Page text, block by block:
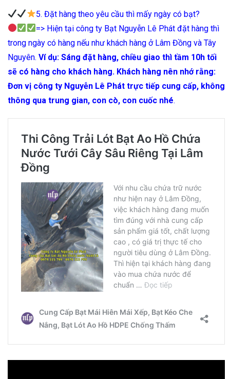
5. Đặt hàng theo yêu cầu thì mấy ngày có bạt?
=> Hiện tại công ty Bạt Nguyễn Lê Phát đặt hàng thì
trong ngày có hàng nếu như khách hàng ở Lâm Đồng và Tây
Nguyên. Ví dụ: Sáng đặt hàng, chiều giao thì tầm 10h tối
sẽ có hàng cho khách hàng. Khách hàng nên nhớ rằng:
Đơn vị công ty Nguyễn Lê Phát trực tiếp cung cấp, không
thông qua trung gian, con cò, con cuốc nhé.